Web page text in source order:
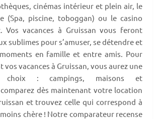
cinémas intérieur et plein air, le
(Spa, piscine, toboggan) ou le casino
Vos vacances à Gruissan vous feront
sublimes pour s’amuser, se détendre et
en famille et entre amis. Pour
vacances à Gruissan, vous aurez une
choix : campings, maisons et
dès maintenant votre location
et trouvez celle qui correspond à
chère ! Notre comparateur recense